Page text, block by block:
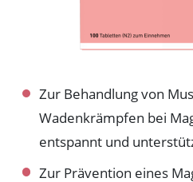
Zur Behandlung von
Wadenkrämpfen bei
entspannt und
Zur Prävention eines